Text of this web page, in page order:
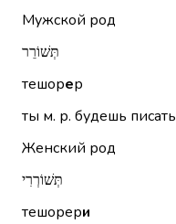
Мужской род
תְּשׁוֹרֵר
тешорер
ты м. р. будешь писать
Женский род
תְּשׁוֹרְרִי
тешорери